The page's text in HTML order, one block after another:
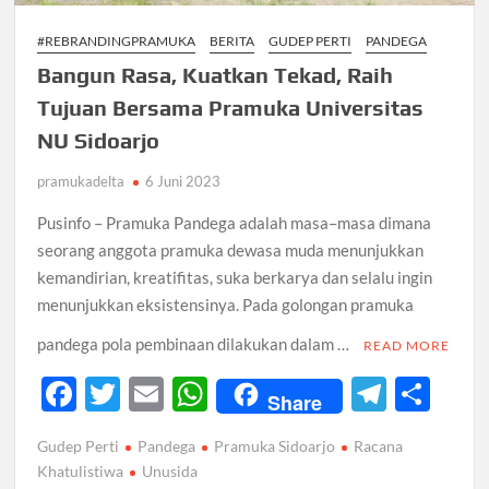
#REBRANDINGPRAMUKA BERITA GUDEP PERTI PANDEGA
Bangun Rasa, Kuatkan Tekad, Raih
Tujuan Bersama Pramuka Universitas
NU Sidoarjo
pramukadelta 6 Juni 2023
Pusinfo – Pramuka Pandega adalah masa–masa dimana
seorang anggota pramuka dewasa muda menunjukkan
kemandirian, kreatifitas, suka berkarya dan selalu ingin
menunjukkan eksistensinya. Pada golongan pramuka
pandega pola pembinaan dilakukan dalam …
READ MORE
F
e
T
itt
E
ail
W
h
at
Share
T
e
Gudep Perti Pandega Pramuka Sidoarjo
Racana
Khatulistiwa
Unusida